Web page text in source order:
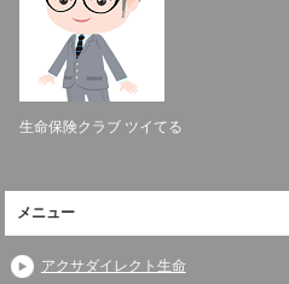
生命保険クラブ ツイてる
メニュー
アクサダイレクト生命